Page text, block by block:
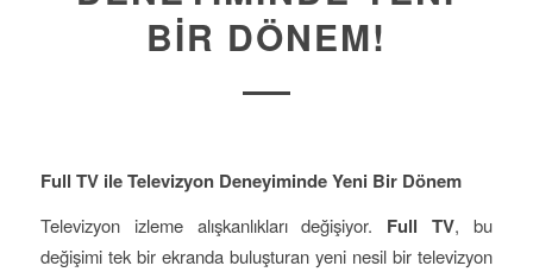
BIR DÖNEM!
Full TV ile Televizyon Deneyiminde Yeni Bir Dönem
Televizyon izleme alışkanlıkları değişiyor. Full TV, bu
değişimi tek bir ekranda buluşturan yeni nesil bir televizyon